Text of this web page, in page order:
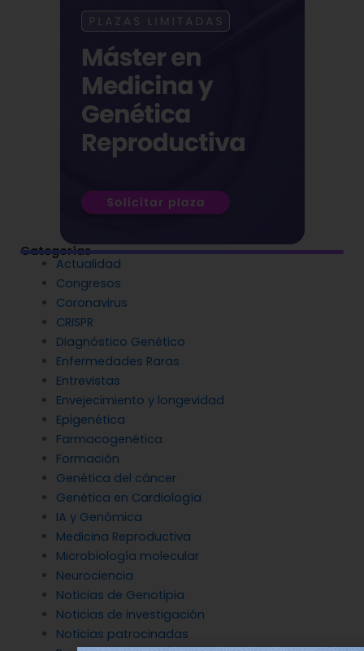
Categorías
Actualidad
Congresos
Coronavirus
CRISPR
Diagnóstico Genético
Enfermedades Raras
Entrevistas
Envejecimiento y longevidad
Epigenética
Farmacogenética
Formación
Genética del cáncer
Genética en Cardiología
IA y Genómica
Medicina Reproductiva
Microbiología molecular
Neurociencia
Noticias de Genotipia
Noticias de investigación
Noticias patrocinadas